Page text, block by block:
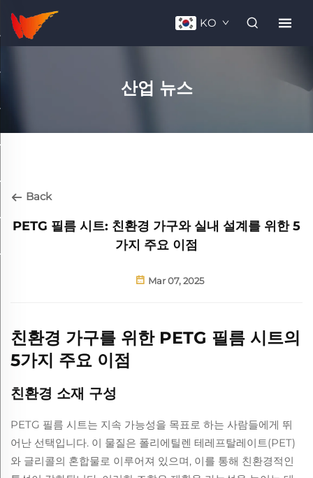
KO
산업 뉴스
Back
PETG 필름 시트: 친환경 가구와 실내 설계를 위한 5
가지 주요 이점
Mar 07, 2025
친환경 가구를 위한 PETG 필름 시트의
5가지 주요 이점
친환경 소재 구성
PETG 필름 시트는 지속 가능성을 목표로 하는 사람들에게 뛰
어난 선택입니다. 이 물질은 폴리에틸렌 테레프탈레이트(PET)
와 글리콜의 혼합물로 이루어져 있으며, 이를 통해 친환경적인